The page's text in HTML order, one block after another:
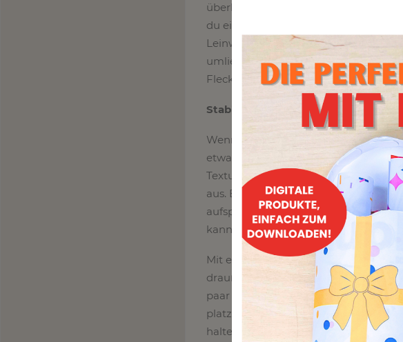
überhaupt angefangen habt, kann
du eine Verabredung zum Malen
Leinwand aufbewahren willst,
umliegenden Bereiche mit einer
Flecken auf deine Möbel oder den
Stabiles Canvas ist essenziell
Wenn du nach Zahlen malst,
etwas verschüttet wird, ist
Textur besser auf die Zahlen
aus. Besorge dir einen Rahmen mit
aufspannen, bevor du mit dem
kannst du dich besser auf dein
Mit einer Schaumstoffplatte kannst
draußen ein Picknick machen oder
paar Lieder hörst? Mit einer
platzieren, wie es dir gefällt.
halten. Das ist notwendig, denn du